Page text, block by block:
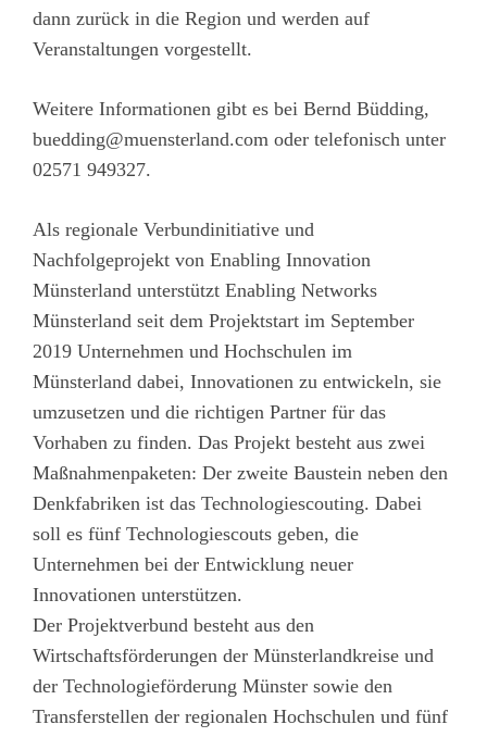
dann zurück in die Region und werden auf
Veranstaltungen vorgestellt.
Weitere Informationen gibt es bei Bernd Büdding,
buedding@muensterland.com oder telefonisch unter
02571 949327.
Als regionale Verbundinitiative und
Nachfolgeprojekt von Enabling Innovation
Münsterland unterstützt Enabling Networks
Münsterland seit dem Projektstart im September
2019 Unternehmen und Hochschulen im
Münsterland dabei, Innovationen zu entwickeln, sie
umzusetzen und die richtigen Partner für das
Vorhaben zu finden. Das Projekt besteht aus zwei
Maßnahmenpaketen: Der zweite Baustein neben den
Denkfabriken ist das Technologiescouting. Dabei
soll es fünf Technologiescouts geben, die
Unternehmen bei der Entwicklung neuer
Innovationen unterstützen.
Der Projektverbund besteht aus den
Wirtschaftsförderungen der Münsterlandkreise und
der Technologieförderung Münster sowie den
Transferstellen der regionalen Hochschulen und fünf